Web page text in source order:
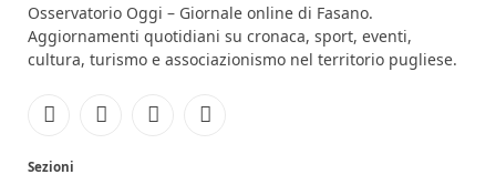
Osservatorio Oggi – Giornale online di Fasano.
Aggiornamenti quotidiani su cronaca, sport, eventi,
cultura, turismo e associazionismo nel territorio pugliese.
FacebookInstagramYouTubeRSS
Sezioni